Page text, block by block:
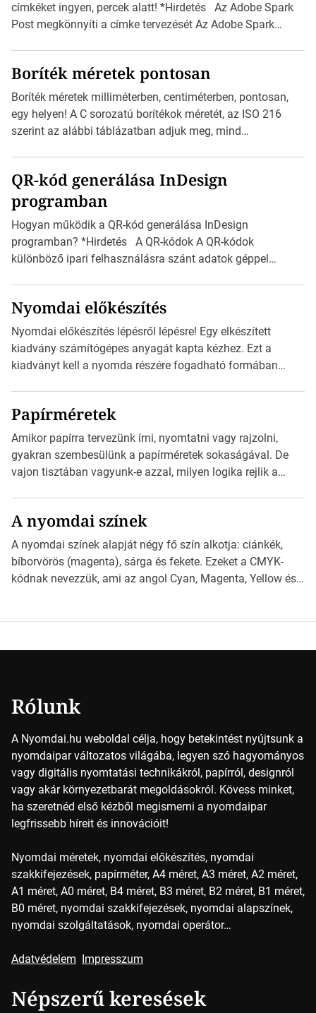
címkéket ingyen, percek alatt! *Hirdetés Az Adobe Spark
Post megkönnyíti a címke tervezését Az Adobe Spark
igazán foroghatnak a kreatív fogaskerekek, miközben
zajlik a saját címke készítése. Hogyan készítsünk címkét?
Válasszon méretet és alakot: Válassza ki a kívánt címke
méretét. Akár néhány […]
Boríték méretek pontosan
Boríték méretek milliméterben, centiméterben, pontosan,
egy helyen! A C sorozatú borítékok méretét, az ISO 216
szerint az alábbi táblázatban adjuk meg, mind
mutatja az A4-es papírlaphoz viszonyítva. Az amerikai és
észak-amerikai boríték méretére az ISO 216 nem
vonatkozik. Boríték méretének táblázata C0-tól […]
QR-kód generálása InDesign
programban
Hogyan működik a QR-kód generálása InDesign
programban? *Hirdetés A QR-kódok A QR-kódok
különböző ipari felhasználásra szánt adatok géppel
okostelefonjára telepíthet egy QR-kód-leolvasó
alkalmazást, ami leolvasni és dekódolni képes az URL-
információt és átirányítja a telefon böngészőjét a cég
weblapjára. A QR-kód beolvasása után a felhasználó
Nyomdai előkészítés
Nyomdai előkészítés lépésről lépésre! Egy elkészített
kiadvány számítógépes anyagát kapta kézhez. Ezt a
kiadványt kell a nyomda részére fogadható formában
Illustratorban készült vektorgrafika. *Hirdetés Minden
esetben konzultáljunk a nyomdával, mielőtt elkezdjük a
nyomdai előkészítést!Nehogy az elkészült munka után
derüljön ki, hogy valamit másképp kellett volna csinálni! […]
Papírméretek
Amikor papírra tervezünk írni, nyomtatni vagy rajzolni,
gyakran szembesülünk a papírméretek sokaságával. De
vajon tisztában vagyunk-e azzal, milyen logika rejlik a
*Hirdetés Ebben a cikkben a papírméretek izgalmas
világába kalauzolunk el téged, hogy jobban megértsd,
milyen szempontok alapján érdemes választanod a
jövőben. Bevezetés a papírméretek világába A […]
A nyomdai színek
A nyomdai színek alapját négy fő szín alkotja: ciánkék,
bíborvörös (magenta), sárga és fekete. Ezeket a CMYK-
kódnak nevezzük, ami az angol Cyan, Magenta, Yellow és
Rólunk
A Nyomdai.hu weboldal célja, hogy betekintést nyújtsunk a
nyomdaipar változatos világába, legyen szó hagyományos
vagy digitális nyomtatási technikákról, papírról, designról
vagy akár környezetbarát megoldásokról. Kövess minket,
ha szeretnéd első kézből megismerni a nyomdaipar
legfrissebb híreit és innovációit!
Nyomdai méretek, nyomdai előkészítés, nyomdai
szakkifejezések, papírméter, A4 méret, A3 méret, A2 méret,
A1 méret, A0 méret, B4 méret, B3 méret, B2 méret, B1 méret,
B0 méret, nyomdai szakkifejezések, nyomdai alapszínek,
nyomdai szolgáltatások, nyomdai operátor…
Adatvédelem Impresszum
Népszerű keresések